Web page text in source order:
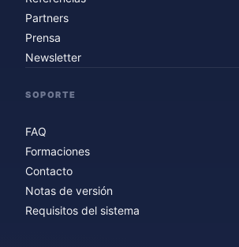
Partners
Prensa
Newsletter
SOPORTE
FAQ
Formaciones
Contacto
Notas de versión
Requisitos del sistema